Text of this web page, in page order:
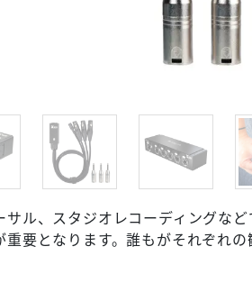
ル、スタジオレコーディングな
要となります。誰もがそれぞれ